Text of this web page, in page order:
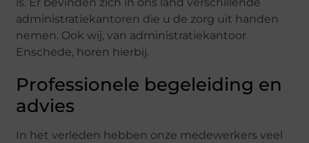
is. Er bevinden zich in ons land verschillende
administratiekantoren die u de zorg uit handen
nemen. Ook wij, van administratiekantoor
Enschede, horen hierbij.
Professionele begeleiding en
advies
In het verleden hebben onze medewerkers veel